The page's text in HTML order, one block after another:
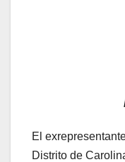
El
Distrito de